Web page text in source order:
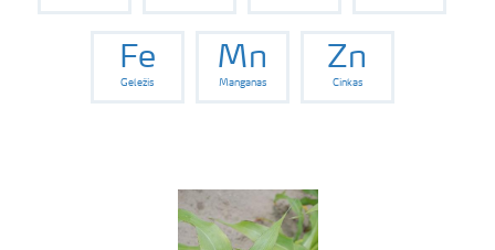
Fe
Geležis
Mn
Manganas
Zn
Cinkas